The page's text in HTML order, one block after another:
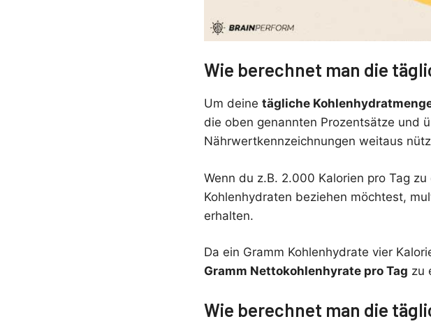
Wie berechnet man die
Um deine tägliche
die oben genannten Prozentsätze und
Nährwertkennzeichnungen weitaus
Wenn du z.B. 2.000 Kalorien pro Tag
Kohlenhydraten beziehen möchtest,
erhalten.
Da ein Gramm Kohlenhydrate vier
Gramm Nettokohlenhyrate pro Tag zu
Wie berechnet man die